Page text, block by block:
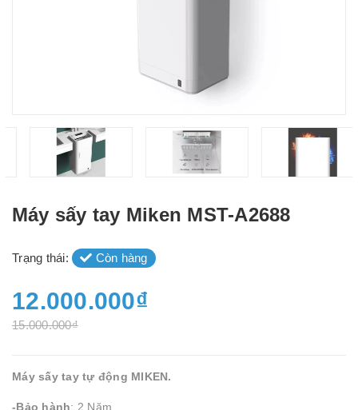
Máy sấy tay Miken MST-A2688
Trạng thái: Còn hàng
12.000.000₫
15.000.000₫
Máy sấy tay tự động MIKEN.
-Bảo hành: 2 Năm